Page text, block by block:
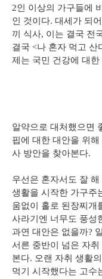
2인 이상의 가구들에
인 것이다. 대세가 되
끼 식사, 이는 결국 전
결국 <나 혼자 먹고 산
제는 국민 건강에 대한
알약으로 대처했으면
핍에 대한 대안을 위
사 방안을 찾아본다.
우선은 혼자서도 잘
생활을 시작한 가구주
움없이 홀로 된장찌개
사라기엔 너무도 풍성
과연 대안은 없을까?
서른 중반이 넘은 자
본다. 오랜 자취 생활
먹기 시작했다는 고수